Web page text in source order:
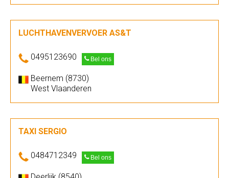
LUCHTHAVENVERVOER AS&T
0495123690 Bel ons
Beernem (8730)
West Vlaanderen
TAXI SERGIO
0484712349 Bel ons